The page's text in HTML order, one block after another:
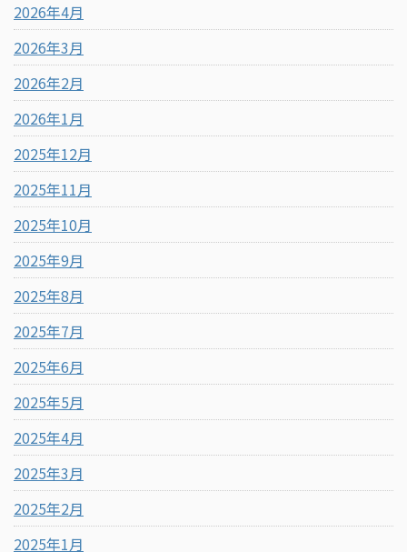
2026年4月
2026年3月
2026年2月
2026年1月
2025年12月
2025年11月
2025年10月
2025年9月
2025年8月
2025年7月
2025年6月
2025年5月
2025年4月
2025年3月
2025年2月
2025年1月